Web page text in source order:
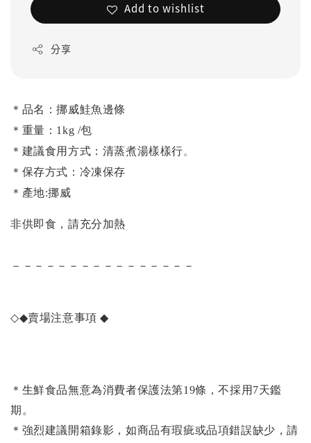
Add to wishlist
分享
＊品名：挪威鮭魚邊條
＊重量：1kg /包
＊建議食用方式：清蒸煮湯樣樣行。
＊保存方式：冷凍保存
＊產地:挪威
非供即食，請充分加熱
－－－－－－－－－－－－－－－－
◇◆賣場注意事項◆
＊生鮮食品無意為消費者保護法第19條，不採用7天鑑
期。
＊強烈建議開箱錄影，如商品有瑕疵或品項錯誤缺少，請